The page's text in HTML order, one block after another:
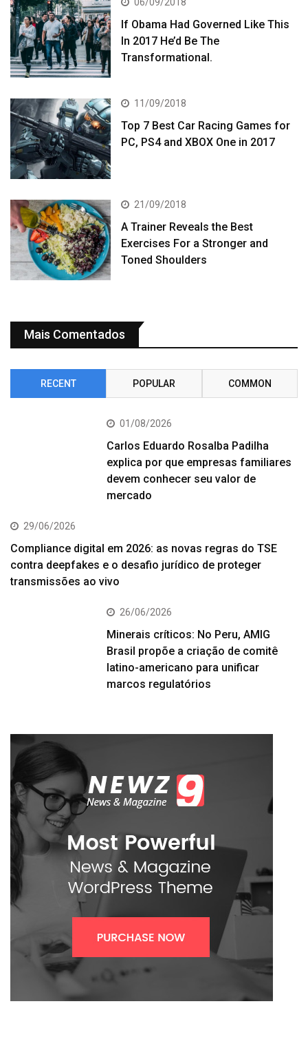
06/09/2018
If Obama Had Governed Like This
In 2017 He’d Be The
Transformational.
11/09/2018
Top 7 Best Car Racing Games for
PC, PS4 and XBOX One in 2017
21/09/2018
A Trainer Reveals the Best
Exercises For a Stronger and
Toned Shoulders
Mais Comentados
RECENT POPULAR COMMON
01/08/2026
Carlos Eduardo Rosalba Padilha
explica por que empresas familiares
devem conhecer seu valor de
mercado
29/06/2026
Compliance digital em 2026: as novas regras do TSE
contra deepfakes e o desafio jurídico de proteger
transmissões ao vivo
26/06/2026
Minerais críticos: No Peru, AMIG
Brasil propõe a criação de comitê
latino-americano para unificar
marcos regulatórios